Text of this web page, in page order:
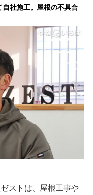
自社施工。屋根の不具合
ストは、屋根工事や